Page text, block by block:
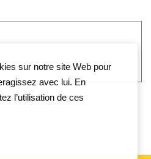
sur notre site Web pour
avec lui. En
l’utilisation de ces